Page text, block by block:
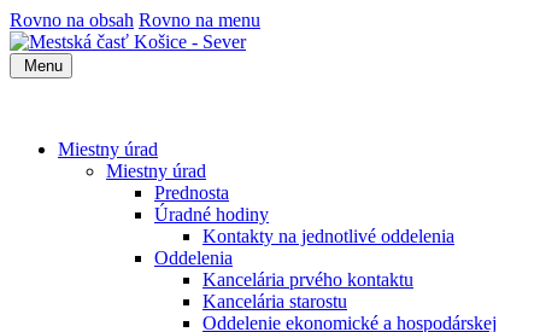
Rovno na obsah Rovno na menu
Menu
Miestny úrad
Miestny úrad
Prednosta
Úradné hodiny
Kontakty na jednotlivé oddelenia
Oddelenia
Kancelária prvého kontaktu
Kancelária starostu
Oddelenie ekonomické a hospodárskej